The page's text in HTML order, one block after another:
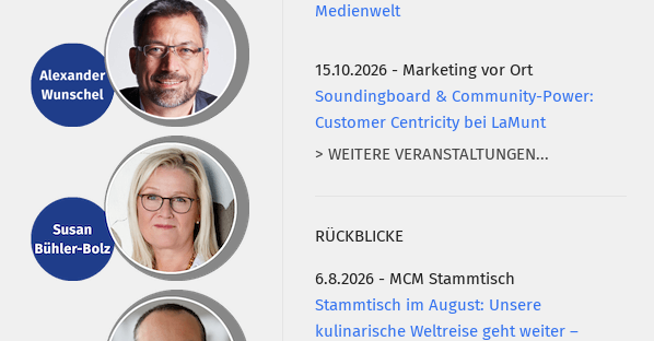
Medienwelt
15.10.2026 - Marketing vor Ort
Soundingboard & Community-Power:
Customer Centricity bei LaMunt
> WEITERE VERANSTALTUNGEN...
RÜCKBLICKE
6.8.2026 - MCM Stammtisch
Stammtisch im August: Unsere
kulinarische Weltreise geht weiter –